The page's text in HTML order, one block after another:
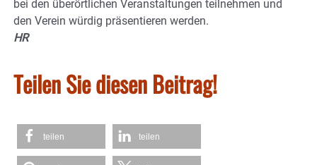
bei den überörtlichen Veranstaltungen teilnehmen und
den Verein würdig präsentieren werden.
HR
Teilen Sie diesen Beitrag!
teilen teilen